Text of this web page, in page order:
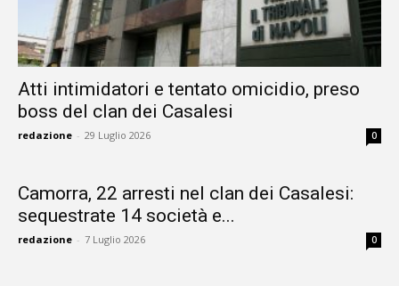
Atti intimidatori e tentato omicidio, preso
boss del clan dei Casalesi
redazione - 29 Luglio 2026 0
Camorra, 22 arresti nel clan dei Casalesi:
sequestrate 14 società e...
redazione - 7 Luglio 2026 0